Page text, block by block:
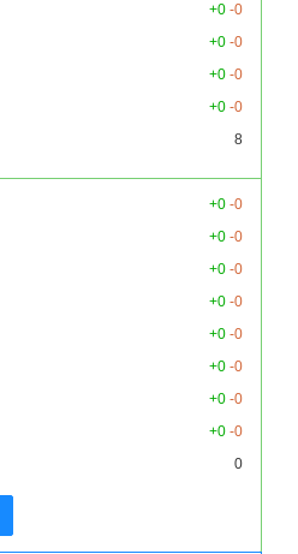
+0 -0
+0 -0
+0 -0
+0 -0
8
+0 -0
+0 -0
+0 -0
+0 -0
+0 -0
+0 -0
+0 -0
+0 -0
0